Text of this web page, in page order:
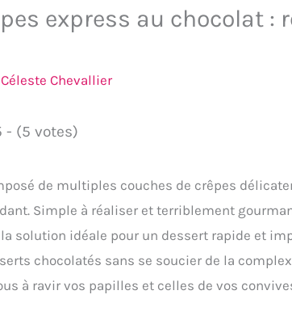
express au chocolat :
Céleste Chevallier
- (5 votes)
de multiples couches de crêpes
Simple à réaliser et terriblement
solution idéale pour un dessert rapide et
chocolatés sans se soucier de la
à ravir vos papilles et celles de vos